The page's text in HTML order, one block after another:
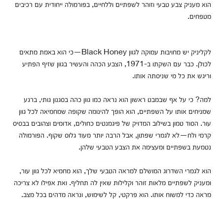
הוא מעניק צבע טבעי וזוהר לשפתיים וללחיים, בפורמולה ייחודית עם רכיבים
מטפחים.
לקליניק יש מחויבות עמוקה לגוון Black Honey—כי הוא באמת מתאים
לכולן. כבר עם השקתו ב-1971, הצבע הכהה והעשיר בגוון שזיף הפתיע
וריגש את כל מי שניסתה אותו.
למה? כי על אף שבמבט ראשון הוא נראה כמו גוון כהה בסגנון גותי, ברגע
שמניחים אותו על השפתיים, הוא הופך להינומה שקופה שמחמיאה לכל גוון
עור. הסוד טמון בשילוב המדויק של פיגמנטים כחולים, אדומים וצהובים בבסיס
קרמי ולח—לא לגמרי שפתון, אבל הרבה יותר מעוד גלוס שקוף. הפורמולה
נטמעת בשפתיים ומעצימה את הצבע הטבעי שלהן.
הוא לגמרי השדרוג המושלם למראה הטבעי שלך, הוא מחמיא לכל גוון עור,
ומעניק לשפתיים מלאות זוהר וקלילות שאין לה תחליף. ואת אפילו לא צריכה
מראה כדי למשוח אותו. הוא פרקטי, קל לשימוש, ונראה מדהים בכל מצב.